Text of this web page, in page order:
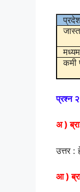
कमी
प्रश्न
अ )
उत्तर :
आ )